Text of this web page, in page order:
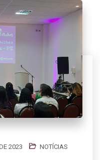
2023 NOTÍCIAS